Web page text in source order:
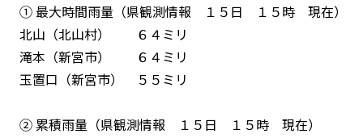
① 最大時間雨量（県観測情報 １５日 １５時 現在）
北山（北山村） ６４ミリ
滝本（新宮市） ６４ミリ
玉置口（新宮市） ５５ミリ
② 累積雨量（県観測情報 １５日 １５時 現在）